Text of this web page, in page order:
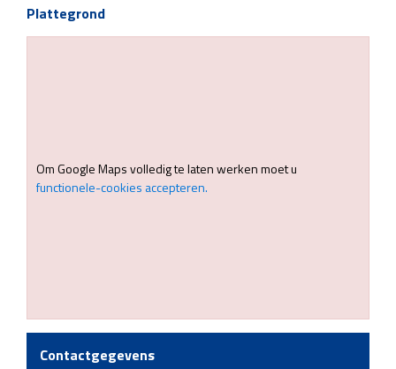
Plattegrond
Om Google Maps volledig te laten werken moet u
functionele-cookies accepteren.
Contactgegevens